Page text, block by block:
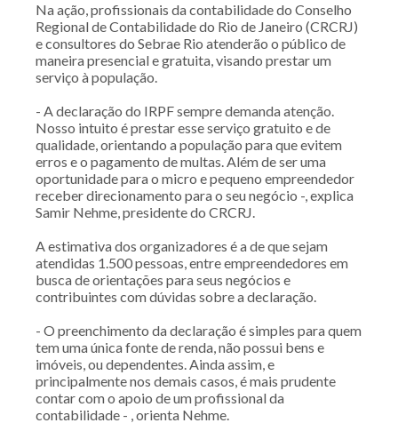
Na ação, profissionais da contabilidade do Conselho
Regional de Contabilidade do Rio de Janeiro (CRCRJ)
e consultores do Sebrae Rio atenderão o público de
maneira presencial e gratuita, visando prestar um
serviço à população.
- A declaração do IRPF sempre demanda atenção.
Nosso intuito é prestar esse serviço gratuito e de
qualidade, orientando a população para que evitem
erros e o pagamento de multas. Além de ser uma
oportunidade para o micro e pequeno empreendedor
receber direcionamento para o seu negócio -, explica
Samir Nehme, presidente do CRCRJ.
A estimativa dos organizadores é a de que sejam
atendidas 1.500 pessoas, entre empreendedores em
busca de orientações para seus negócios e
contribuintes com dúvidas sobre a declaração.
- O preenchimento da declaração é simples para quem
tem uma única fonte de renda, não possui bens e
imóveis, ou dependentes. Ainda assim, e
principalmente nos demais casos, é mais prudente
contar com o apoio de um profissional da
contabilidade - , orienta Nehme.